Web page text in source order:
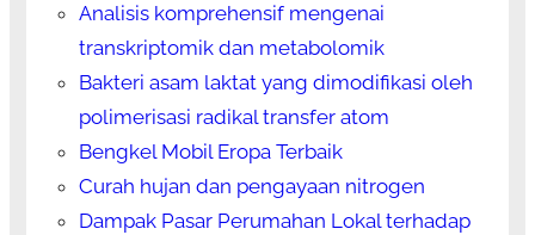
Analisis komprehensif mengenai
transkriptomik dan metabolomik
Bakteri asam laktat yang dimodifikasi oleh
polimerisasi radikal transfer atom
Bengkel Mobil Eropa Terbaik
Curah hujan dan pengayaan nitrogen
Dampak Pasar Perumahan Lokal terhadap